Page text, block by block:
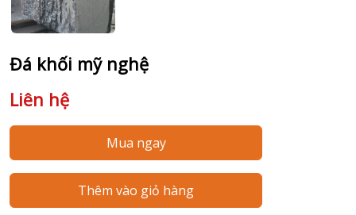
Đá khối mỹ nghệ
Liên hệ
Mua ngay
Thêm vào giỏ hàng